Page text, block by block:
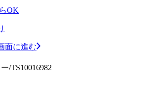
OK
面に進む
/TS10016982